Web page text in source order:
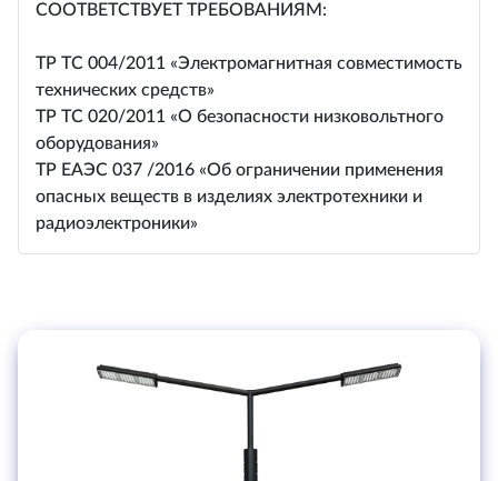
СООТВЕТСТВУЕТ ТРЕБОВАНИЯМ:
ТР ТС 004/2011 «Электромагнитная совместимость
технических средств»
ТР ТС 020/2011 «О безопасности низковольтного
оборудования»
ТР ЕАЭС 037 /2016 «Об ограничении применения
опасных веществ в изделиях электротехники и
радиоэлектроники»